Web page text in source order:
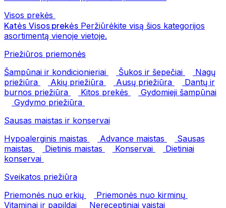
Visos prekės
Katės Visos prekės Peržiūrėkite visą šios kategorijos
asortimentą vienoje vietoje.
Priežiūros priemonės
Šampūnai ir kondicionieriai
Šukos ir šepečiai
Nagų
priežiūra
Akių priežiūra Ausų priežiūra
Dantų ir
burnos priežiūra
Kitos prekės
Gydomieji šampūnai
Gydymo priežiūra
Sausas maistas ir konservai
Hypoalerginis maistas
Advance maistas
Sausas
maistas
Dietinis maistas Konservai
Dietiniai
konservai
Sveikatos priežiūra
Priemonės nuo erkių
Priemonės nuo kirminų
Vitaminai ir papildai
Nereceptiniai vaistai